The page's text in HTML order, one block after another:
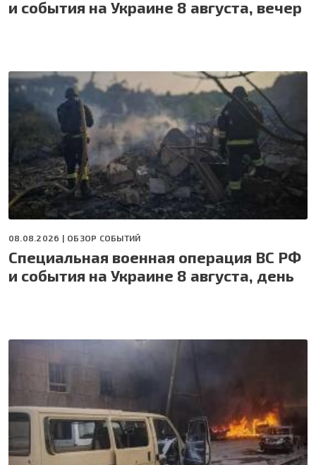
и события на Украине 8 августа, вечер
08.08.2026 | ОБЗОР СОБЫТИЙ
Специальная военная операция ВС РФ
и события на Украине 8 августа, день